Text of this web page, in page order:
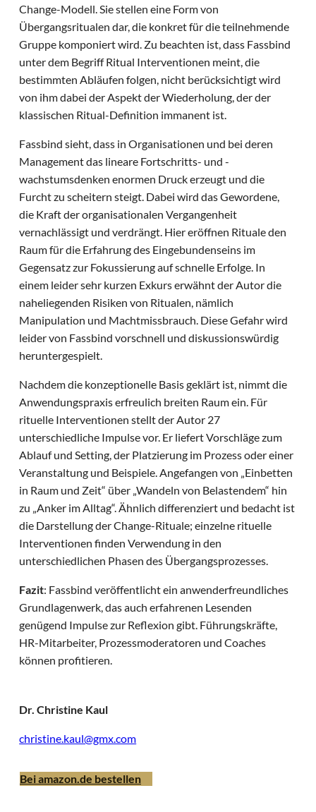
Change-Modell. Sie stellen eine Form von
Übergangsritualen dar, die konkret für die teilnehmende
Gruppe komponiert wird. Zu beachten ist, dass Fassbind
unter dem Begriff Ritual Interventionen meint, die
bestimmten Abläufen folgen, nicht berücksichtigt wird
von ihm dabei der Aspekt der Wiederholung, der der
klassischen Ritual-Definition immanent ist.
Fassbind sieht, dass in Organisationen und bei deren
Management das lineare Fortschritts- und -
wachstumsdenken enormen Druck erzeugt und die
Furcht zu scheitern steigt. Dabei wird das Gewordene,
die Kraft der organisationalen Vergangenheit
vernachlässigt und verdrängt. Hier eröffnen Rituale den
Raum für die Erfahrung des Eingebundenseins im
Gegensatz zur Fokussierung auf schnelle Erfolge. In
einem leider sehr kurzen Exkurs erwähnt der Autor die
naheliegenden Risiken von Ritualen, nämlich
Manipulation und Machtmissbrauch. Diese Gefahr wird
leider von Fassbind vorschnell und diskussionswürdig
heruntergespielt.
Nachdem die konzeptionelle Basis geklärt ist, nimmt die
Anwendungspraxis erfreulich breiten Raum ein. Für
rituelle Interventionen stellt der Autor 27
unterschiedliche Impulse vor. Er liefert Vorschläge zum
Ablauf und Setting, der Platzierung im Prozess oder einer
Veranstaltung und Beispiele. Angefangen von „Einbetten
in Raum und Zeit“ über „Wandeln von Belastendem“ hin
zu „Anker im Alltag“. Ähnlich differenziert und bedacht ist
die Darstellung der Change-Rituale; einzelne rituelle
Interventionen finden Verwendung in den
unterschiedlichen Phasen des Übergangsprozesses.
Fazit: Fassbind veröffentlicht ein anwenderfreundliches
Grundlagenwerk, das auch erfahrenen Lesenden
genügend Impulse zur Reflexion gibt. Führungskräfte,
HR-Mitarbeiter, Prozessmoderatoren und Coaches
können profitieren.
Dr. Christine Kaul
christine.kaul@gmx.com
Bei amazon.de bestellen